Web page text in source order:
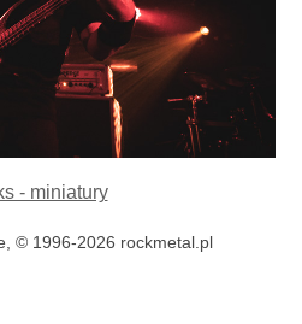
- miniatury
© 1996-2026 rockmetal.pl